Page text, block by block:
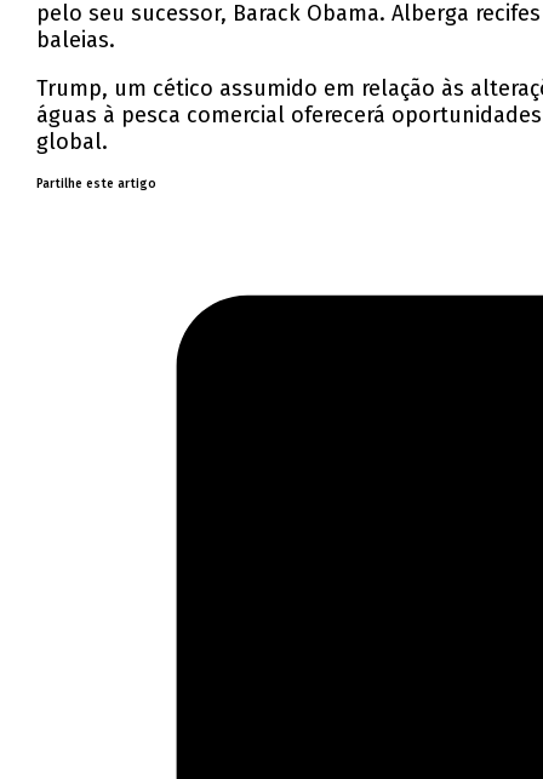
pelo seu sucessor, Barack Obama. Alberga
baleias.
Trump, um cético assumido em relação às
águas à pesca comercial oferecerá
global.
Partilhe este artigo